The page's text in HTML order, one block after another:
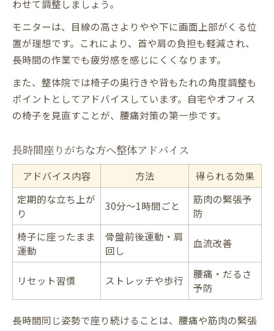
わせて調整しましょう。
モニターは、目線の高さよりやや下に画面上部がくる位
置が理想です。これにより、首や肩の負担も軽減され、
長時間の作業でも疲労感を感じにくくなります。
また、整体院では椅子の奥行きや背もたれの角度調整も
ポイントとしてアドバイスしています。自宅やオフィス
の椅子を見直すことが、腰痛対策の第一歩です。
長時間座りがちな方へ整体アドバイス
アドバイス内容 方法
得られる効果
定期的な立ち上が
り
30分〜1時間ごと
筋肉の緊張予
防
椅子に座ったまま
運動
骨盤前後運動・肩
回し
血流改善
リセット習慣 ストレッチや歩行
腰痛・だるさ
予防
長時間同じ姿勢で座り続けることは、腰痛や筋肉の緊張